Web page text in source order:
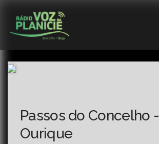
Passos do Concelho -
Ourique